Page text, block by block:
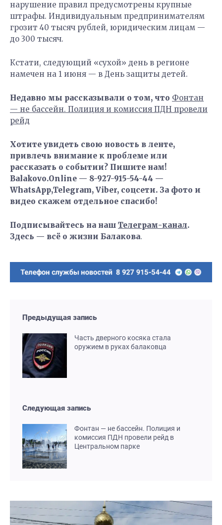
нарушение правил предусмотрены крупные
штрафы. Индивидуальным предпринимателям
грозит 40 тысяч рублей, юридическим лицам —
до 300 тысяч.
Кстати, следующий «сухой» день в регионе
намечен на 1 июня — в День защиты детей.
Недавно мы рассказывали о том, что Фонтан
— не бассейн. Полиция и комиссия ПДН провели
рейд
Хотите увидеть свою новость в ленте,
привлечь внимание к проблеме или
рассказать о событии? Пишите нам!
Balakovo.Online — 8-927-915-54-44 —
WhatsApp,Telegram, Viber, соцсети. За фото и
видео скажем отдельное спасибо!
Подписывайтесь на наш Телеграм-канал.
Здесь — всё о жизни Балакова.
Предыдущая запись
Часть дверного косяка стала
оружием в руках балаковца
Следующая запись
Фонтан — не бассейн. Полиция и
комиссия ПДН провели рейд в
Центральном парке